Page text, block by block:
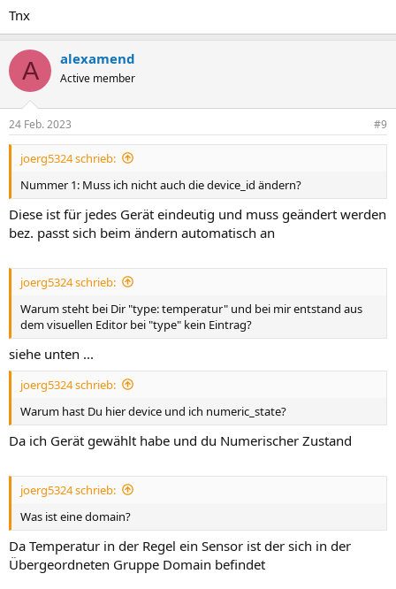
Tnx
A alexamend
Active member
24 Feb. 2023 #9
joerg5324 schrieb:
Nummer 1: Muss ich nicht auch die device_id ändern?
Diese ist für jedes Gerät eindeutig und muss geändert werden
bez. passt sich beim ändern automatisch an
joerg5324 schrieb:
Warum steht bei Dir "type: temperatur" und bei mir entstand aus
dem visuellen Editor bei "type" kein Eintrag?
siehe unten ...
joerg5324 schrieb:
Warum hast Du hier device und ich numeric_state?
Da ich Gerät gewählt habe und du Numerischer Zustand
joerg5324 schrieb:
Was ist eine domain?
Da Temperatur in der Regel ein Sensor ist der sich in der
Übergeordneten Gruppe Domain befindet